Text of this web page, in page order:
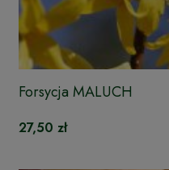
Forsycja MALUCH
27,50 zł